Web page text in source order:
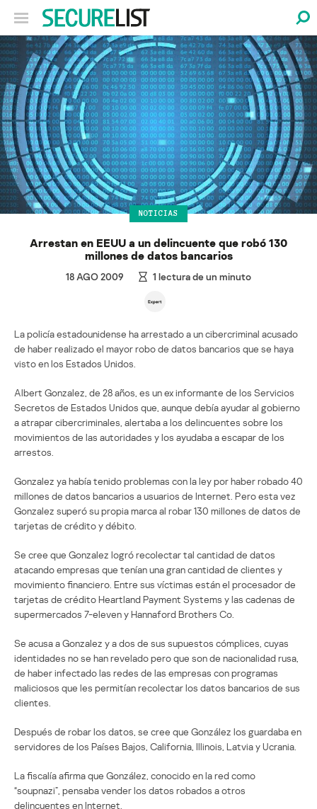
NOTICIAS
Arrestan en EEUU a un delincuente que robó 130
millones de datos bancarios
18 AGO 2009 1 lectura de un minuto
La policía estadounidense ha arrestado a un cibercriminal acusado
de haber realizado el mayor robo de datos bancarios que se haya
visto en los Estados Unidos.
Albert Gonzalez, de 28 años, es un ex informante de los Servicios
Secretos de Estados Unidos que, aunque debía ayudar al gobierno
a atrapar cibercriminales, alertaba a los delincuentes sobre los
movimientos de las autoridades y los ayudaba a escapar de los
arrestos.
Gonzalez ya había tenido problemas con la ley por haber robado 40
millones de datos bancarios a usuarios de Internet. Pero esta vez
Gonzalez superó su propia marca al robar 130 millones de datos de
tarjetas de crédito y débito.
Se cree que Gonzalez logró recolectar tal cantidad de datos
atacando empresas que tenían una gran cantidad de clientes y
movimiento financiero. Entre sus víctimas están el procesador de
tarjetas de crédito Heartland Payment Systems y las cadenas de
supermercados 7-eleven y Hannaford Brothers Co.
Se acusa a Gonzalez y a dos de sus supuestos cómplices, cuyas
identidades no se han revelado pero que son de nacionalidad rusa,
de haber infectado las redes de las empresas con programas
maliciosos que les permitían recolectar los datos bancarios de sus
clientes.
Después de robar los datos, se cree que González los guardaba en
servidores de los Países Bajos, California, Illinois, Latvia y Ucrania.
La fiscalía afirma que González, conocido en la red como
“soupnazi”, pensaba vender los datos robados a otros
delincuentes en Internet.